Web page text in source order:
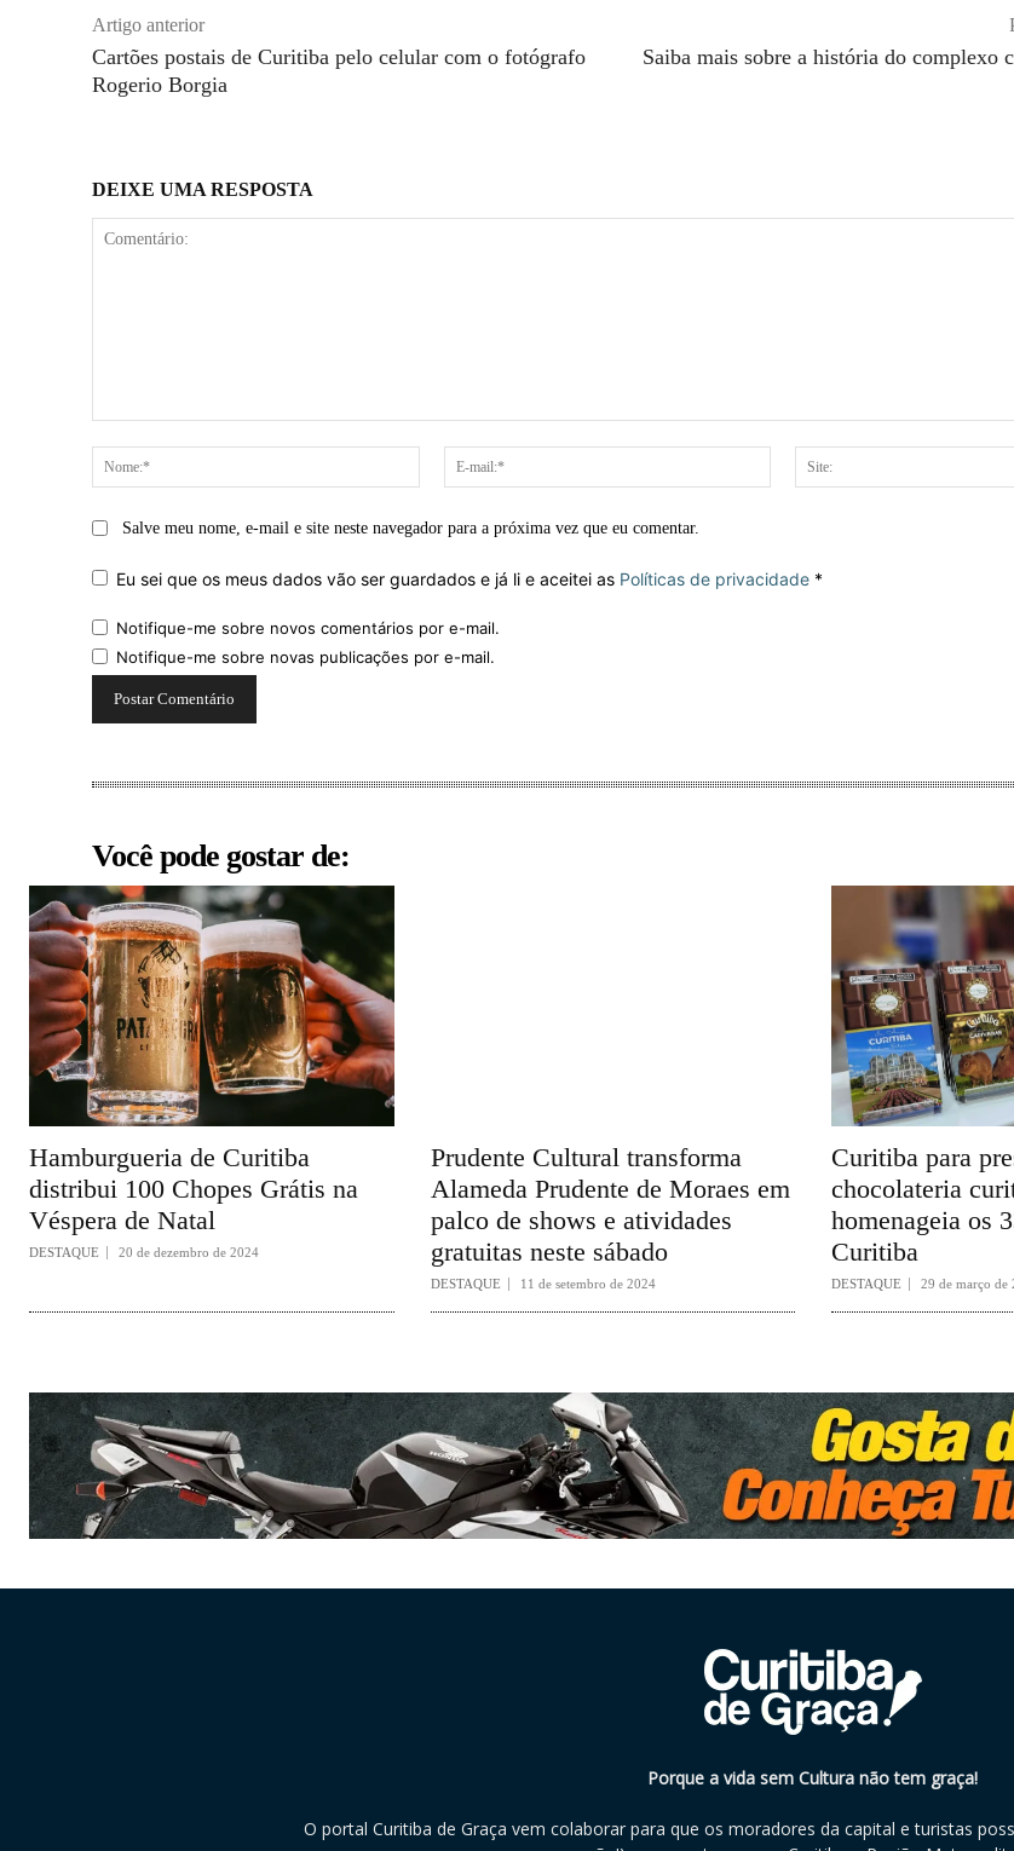
Artigo anterior
Cartões postais de Curitiba pelo celular com o fotógrafo
Rogerio Borgia
Saiba mais sobre a história do complexo
DEIXE UMA RESPOSTA
Nome:*
mail:*
Salve meu nome, e-mail e site neste navegador para a próxima vez que eu comentar.
Eu sei que os meus dados vão ser guardados e já li e aceitei as Políticas de privacidade *
Notifique-me sobre novos comentários por e-mail.
Notifique-me sobre novas publicações por e-mail.
Você pode gostar de:
Hamburgueria de Curitiba
distribui 100 Chopes Grátis na
Véspera de Natal
DESTAQUE 20 de dezembro de 2024
Prudente Cultural transforma
Alameda Prudente de Moraes em
palco de shows e atividades
gratuitas neste sábado
DESTAQUE 11 de setembro de 2024
Curitiba para
chocolateria
homenageia os
Curitiba
DESTAQUE 29 de março de
Porque a vida sem Cultura não tem graça!
O portal Curitiba de Graça vem colaborar para que os moradores da capital e turistas